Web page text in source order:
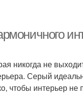
никогда не
Серый
интерьер не